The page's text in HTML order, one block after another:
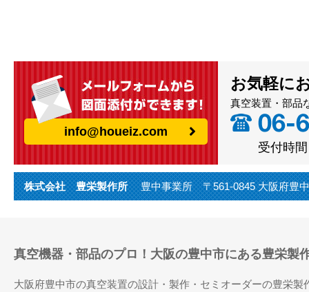
info@houeiz.com
お気軽に
真空装置・部品
受付時
株式会社 豊栄製作所 豊中事業所 〒561-0845 大阪府豊
真空機器・部品のプロ！大阪の豊中市にある豊栄製
大阪府豊中市の真空装置の設計・製作・セミオーダーの豊栄